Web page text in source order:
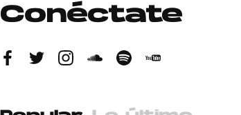
Conéctate